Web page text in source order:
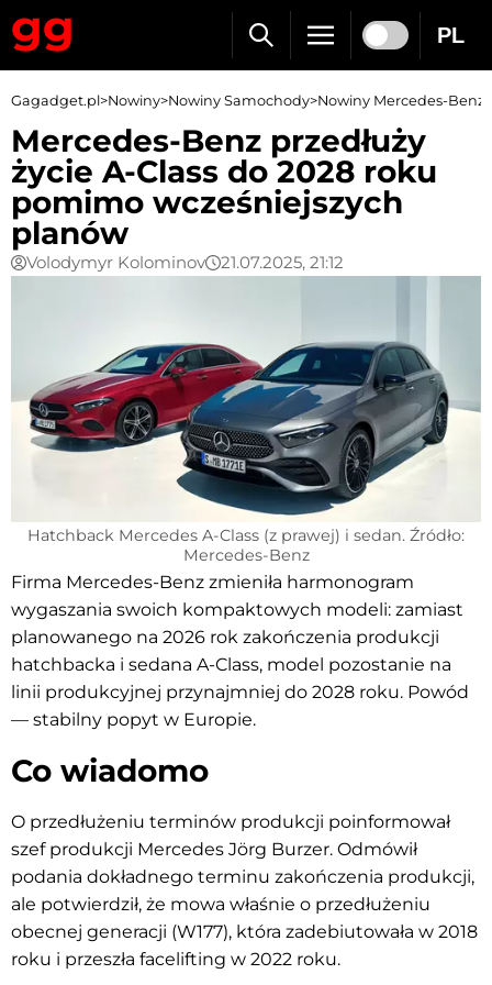
PL
Gagadget.pl>Nowiny>Nowiny Samochody>Nowiny Mercedes-Benz
Mercedes-Benz przedłuży
życie A-Class do 2028 roku
pomimo wcześniejszych
planów
Volodymyr Kolominov 21.07.2025, 21:12
Hatchback Mercedes A-Class (z prawej) i sedan. Źródło:
Mercedes-Benz
Firma Mercedes-Benz zmieniła harmonogram
wygaszania swoich kompaktowych modeli: zamiast
planowanego na 2026 rok zakończenia produkcji
hatchbacka i sedana A-Class, model pozostanie na
linii produkcyjnej przynajmniej do 2028 roku. Powód
— stabilny popyt w Europie.
Co wiadomo
O przedłużeniu terminów produkcji poinformował
szef produkcji Mercedes Jörg Burzer. Odmówił
podania dokładnego terminu zakończenia produkcji,
ale potwierdził, że mowa właśnie o przedłużeniu
obecnej generacji (W177), która zadebiutowała w 2018
roku i przeszła facelifting w 2022 roku.